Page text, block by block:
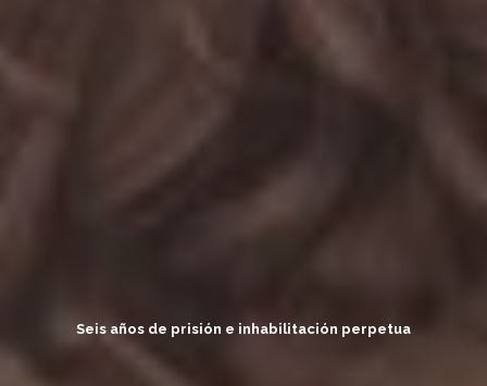
Seis años de prisión e inhabilitación perpetua